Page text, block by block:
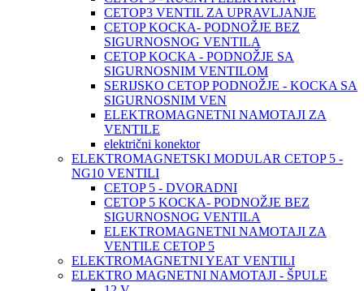
CETOP3 VENTIL ZA UPRAVLJANJE
CETOP KOCKA- PODNOŽJE BEZ
SIGURNOSNOG VENTILA
CETOP KOCKA - PODNOŽJE SA
SIGURNOSNIM VENTILOM
SERIJSKO CETOP PODNOŽJE - KOCKA SA
SIGURNOSNIM VEN
ELEKTROMAGNETNI NAMOTAJI ZA
VENTILE
električni konektor
ELEKTROMAGNETSKI MODULAR CETOP 5 -
NG10 VENTILI
CETOP 5 - DVORADNI
CETOP 5 KOCKA- PODNOŽJE BEZ
SIGURNOSNOG VENTILA
ELEKTROMAGNETNI NAMOTAJI ZA
VENTILE CETOP 5
ELEKTROMAGNETNI YEAT VENTILI
ELEKTRO MAGNETNI NAMOTAJI - ŠPULE